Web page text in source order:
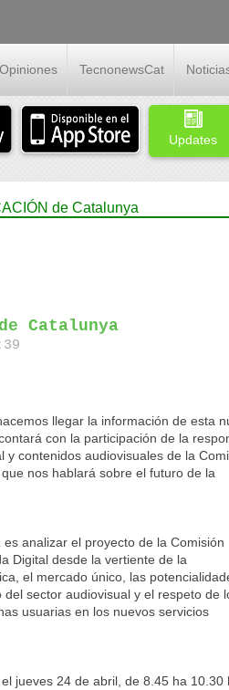
Opiniones TecnonewsCat
Updates
de Catalunya
de Catalunya
llegar la información de esta
con la participación de la
y contenidos audiovisuales de la
nos hablará sobre el futuro de la
analizar el proyecto de la Comisión
Digital desde la vertiente de la
el mercado único, las
del sector audiovisual y el respeto de
usuarias en los nuevos servicios
jueves 24 de abril, de 8.45 ha 10.30